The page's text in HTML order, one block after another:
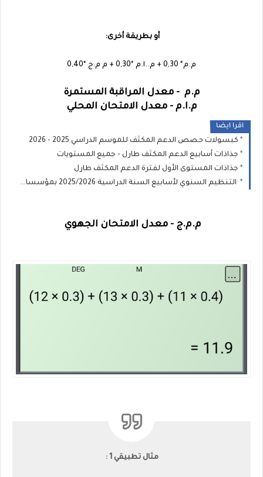
أو بطريقة أخرى:
م.م* 0,30 + م..ا.م *0,30 + م م.ج *0,40
م.م - معدل المراقبة المستمرة
م.ا.م - معدل الامتحان المحلي
اقرا ايضا
كبسولات حصص الدعم المكثف للموسم الدراسي 2025 - 2026
جذاذات أسابيع الدعم المكثف طارل - جميع المستويات
جذاذات المستوى الأول لفترة الدعم المكثف طارل
التنظيم السنوي لأسابيع السنة الدراسية 2025/2026 بمؤسسات الريادة
م.م.ج - معدل الامتحان الجهوي
مثال تطبيقي 1 :